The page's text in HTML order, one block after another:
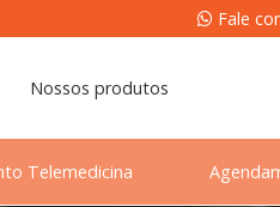
Fale
Nossos produtos
Telemedicina